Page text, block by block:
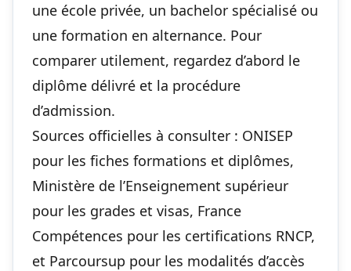
une école privée, un bachelor spécialisé ou
une formation en alternance. Pour
comparer utilement, regardez d’abord le
diplôme délivré et la procédure
d’admission.
Sources officielles à consulter : ONISEP
pour les fiches formations et diplômes,
Ministère de l’Enseignement supérieur
pour les grades et visas, France
Compétences pour les certifications RNCP,
et Parcoursup pour les modalités d’accès